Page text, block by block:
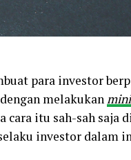
para investor
melakukan
cara itu sah-sah saja
investor dalam